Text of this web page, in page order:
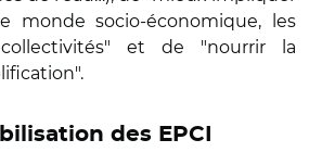
monde socio-économique, les
et de "nourrir la
des EPCI